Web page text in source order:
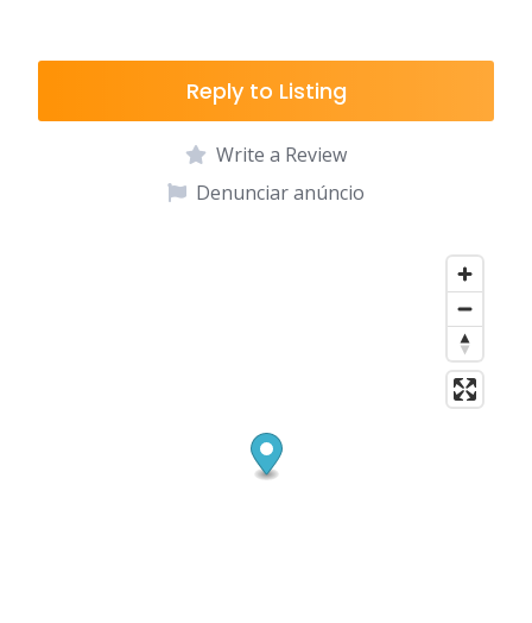
Reply to Listing
Write a Review
Denunciar anúncio